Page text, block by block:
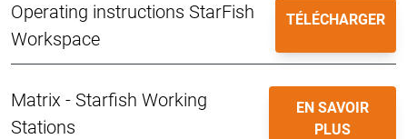
Operating instructions StarFish
Workspace
TÉLÉCHARGER
Matrix - Starfish Working
Stations
EN SAVOIR
PLUS